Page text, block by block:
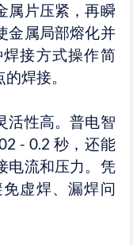
属片压紧，再瞬
金属局部熔化并
接方式操作简
焊接。​
活性高。普电智
- 0.2 秒，还能
电流和压力。凭
虚焊、漏焊问